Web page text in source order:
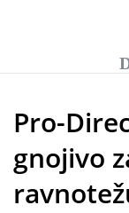
Pro-
gnojivo